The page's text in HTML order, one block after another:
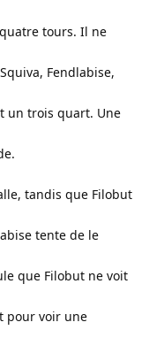
tours. Il ne
Fendlabise,
un trois quart. Une
tandis que Filobut
tente de le
que Filobut ne voit
pour voir une